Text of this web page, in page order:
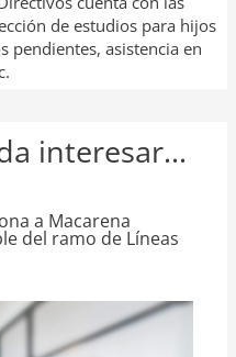
de estudios para hijos
pendientes, asistencia en
interesar...
a Macarena
del ramo de Líneas